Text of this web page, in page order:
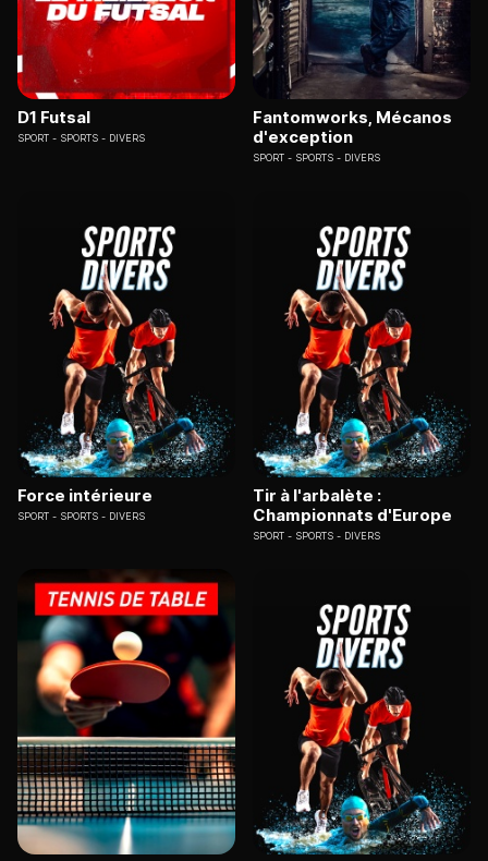
D1 Futsal
SPORT SPORTS - DIVERS
Fantomworks, Mécanos
d'exception
SPORT SPORTS - DIVERS
Force intérieure
SPORT SPORTS - DIVERS
Tir à l'arbalète :
Championnats d'Europe
SPORT SPORTS - DIVERS